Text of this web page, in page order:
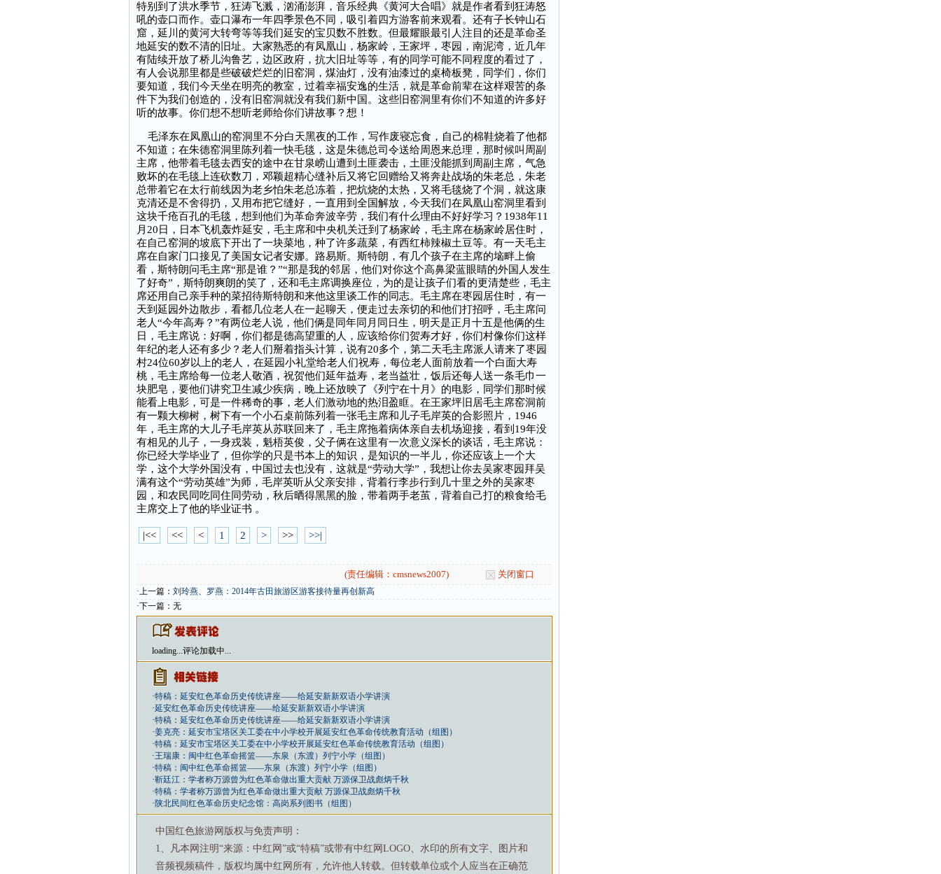
特别到了洪水季节，狂涛飞溅，汹涌澎湃，音乐经典《黄河大合唱》就是作者看到狂涛怒
吼的壶口而作。壶口瀑布一年四季景色不同，吸引着四方游客前来观看。还有子长钟山石
窟，延川的黄河大转弯等等我们延安的宝贝数不胜数。但最耀眼最引人注目的还是革命圣
地延安的数不清的旧址。大家熟悉的有凤凰山，杨家岭，王家坪，枣园，南泥湾，近几年
有陆续开放了桥儿沟鲁艺，边区政府，抗大旧址等等，有的同学可能不同程度的看过了，
有人会说那里都是些破破烂烂的旧窑洞，煤油灯，没有油漆过的桌椅板凳，同学们，你们
要知道，我们今天坐在明亮的教室，过着幸福安逸的生活，就是革命前辈在这样艰苦的条
件下为我们创造的，没有旧窑洞就没有我们新中国。这些旧窑洞里有你们不知道的许多好
听的故事。你们想不想听老师给你们讲故事？想！
毛泽东在凤凰山的窑洞里不分白天黑夜的工作，写作废寝忘食，自己的棉鞋烧着了他都
不知道；在朱德窑洞里陈列着一快毛毯，这是朱德总司令送给周恩来总理，那时候叫周副
主席，他带着毛毯去西安的途中在甘泉崂山遭到土匪袭击，土匪没能抓到周副主席，气急
败坏的在毛毯上连砍数刀，邓颖超精心缝补后又将它回赠给又将奔赴战场的朱老总，朱老
总带着它在太行前线因为老乡怕朱老总冻着，把炕烧的太热，又将毛毯烧了个洞，就这康
克清还是不舍得扔，又用布把它缝好，一直用到全国解放，今天我们在凤凰山窑洞里看到
这块千疮百孔的毛毯，想到他们为革命奔波辛劳，我们有什么理由不好好学习？1938年11
月20日，日本飞机轰炸延安，毛主席和中央机关迁到了杨家岭，毛主席在杨家岭居住时，
在自己窑洞的坡底下开出了一块菜地，种了许多蔬菜，有西红柿辣椒土豆等。有一天毛主
席在自家门口接见了美国女记者安娜。路易斯。斯特朗，有几个孩子在主席的垴畔上偷
看，斯特朗问毛主席“那是谁？”“那是我的邻居，他们对你这个高鼻梁蓝眼睛的外国人发生
了好奇”，斯特朗爽朗的笑了，还和毛主席调换座位，为的是让孩子们看的更清楚些，毛主
席还用自己亲手种的菜招待斯特朗和来他这里谈工作的同志。毛主席在枣园居住时，有一
天到延园外边散步，看都几位老人在一起聊天，便走过去亲切的和他们打招呼，毛主席问
老人“今年高寿？”有两位老人说，他们俩是同年同月同日生，明天是正月十五是他俩的生
日，毛主席说：好啊，你们都是德高望重的人，应该给你们贺寿才好，你们村像你们这样
年纪的老人还有多少？老人们掰着指头计算，说有20多个，第二天毛主席派人请来了枣园
村24位60岁以上的老人，在延园小礼堂给老人们祝寿，每位老人面前放着一个白面大寿
桃，毛主席给每一位老人敬酒，祝贺他们延年益寿，老当益壮，饭后还每人送一条毛巾一
块肥皂，要他们讲究卫生减少疾病，晚上还放映了《列宁在十月》的电影，同学们那时候
能看上电影，可是一件稀奇的事，老人们激动地的热泪盈眶。在王家坪旧居毛主席窑洞前
有一颗大柳树，树下有一个小石桌前陈列着一张毛主席和儿子毛岸英的合影照片，1946
年，毛主席的大儿子毛岸英从苏联回来了，毛主席拖着病体亲自去机场迎接，看到19年没
有相见的儿子，一身戎装，魁梧英俊，父子俩在这里有一次意义深长的谈话，毛主席说：
你已经大学毕业了，但你学的只是书本上的知识，是知识的一半儿，你还应该上一个大
学，这个大学外国没有，中国过去也没有，这就是“劳动大学”，我想让你去吴家枣园拜吴
满有这个“劳动英雄”为师，毛岸英听从父亲安排，背着行李步行到几十里之外的吴家枣
园，和农民同吃同住同劳动，秋后晒得黑黑的脸，带着两手老茧，背着自己打的粮食给毛
主席交上了他的毕业证书 。
|<< << < 1 2 > >> >>|
(责任编辑：cmsnews2007) 关闭窗口
·上一篇： 刘玲燕、罗燕：2014年古田旅游区游客接待量再创新高
·下一篇：无
loading...评论加载中...
·特稿：延安红色革命历史传统讲座——给延安新新双语小学讲演
·延安红色革命历史传统讲座——给延安新新双语小学讲演
·特稿：延安红色革命历史传统讲座——给延安新新双语小学讲演
·姜克亮：延安市宝塔区关工委在中小学校开展延安红色革命传统教育活动（组图）
·特稿：延安市宝塔区关工委在中小学校开展延安红色革命传统教育活动（组图）
·王瑞康：闽中红色革命摇篮——东泉（东渡）列宁小学（组图）
·特稿：闽中红色革命摇篮——东泉（东渡）列宁小学（组图）
·靳廷江：学者称万源曾为红色革命做出重大贡献 万源保卫战彪炳千秋
·特稿：学者称万源曾为红色革命做出重大贡献 万源保卫战彪炳千秋
·陕北民间红色革命历史纪念馆：高岗系列图书（组图）
中国红色旅游网版权与免责声明：
1、凡本网注明“来源：中红网”或“特稿”或带有中红网LOGO、水印的所有文字、图片和
音频视频稿件，版权均属中红网所有，允许他人转载。但转载单位或个人应当在正确范